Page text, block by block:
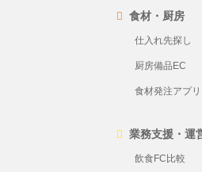
食材・厨房
仕入れ先探し
厨房備品EC
食材発注アプ
業務支援・運
飲食FC比較